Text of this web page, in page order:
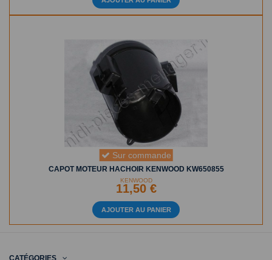
Sur commande
CAPOT MOTEUR HACHOIR KENWOOD KW650855
KENWOOD
11,50 €
AJOUTER AU PANIER
CATÉGORIES